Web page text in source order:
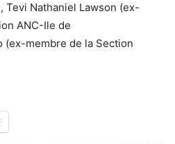
, Tevi Nathaniel Lawson (ex-
ANC-Ile de
(ex-membre de la Section